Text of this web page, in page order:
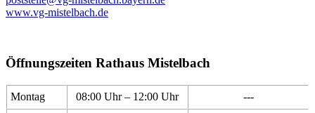
www.vg-mistelbach.de
Öffnungszeiten Rathaus Mistelbach
Montag 08:00 Uhr – 12:00 Uhr
---